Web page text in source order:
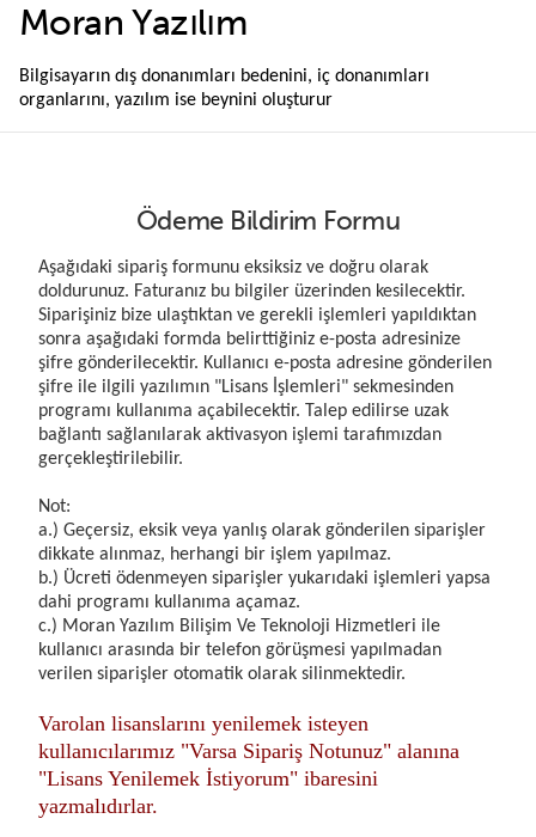
Moran Yazılım
Bilgisayarın dış donanımları bedenini, iç donanımları
organlarını, yazılım ise beynini oluşturur
Ödeme Bildirim Formu
Aşağıdaki sipariş formunu eksiksiz ve doğru olarak
doldurunuz. Faturanız bu bilgiler üzerinden kesilecektir.
Siparişiniz bize ulaştıktan ve gerekli işlemleri yapıldıktan
sonra aşağıdaki formda belirttiğiniz e-posta adresinize
şifre gönderilecektir. Kullanıcı e-posta adresine gönderilen
şifre ile ilgili yazılımın "Lisans İşlemleri" sekmesinden
programı kullanıma açabilecektir. Talep edilirse uzak
bağlantı sağlanılarak aktivasyon işlemi tarafımızdan
gerçekleştirilebilir.
Not:
a.) Geçersiz, eksik veya yanlış olarak gönderilen siparişler
dikkate alınmaz, herhangi bir işlem yapılmaz.
b.) Ücreti ödenmeyen siparişler yukarıdaki işlemleri yapsa
dahi programı kullanıma açamaz.
c.) Moran Yazılım Bilişim Ve Teknoloji Hizmetleri ile
kullanıcı arasında bir telefon görüşmesi yapılmadan
verilen siparişler otomatik olarak silinmektedir.
Varolan lisanslarını yenilemek isteyen
kullanıcılarımız "Varsa Sipariş Notunuz" alanına
"Lisans Yenilemek İstiyorum" ibaresini
yazmalıdırlar.